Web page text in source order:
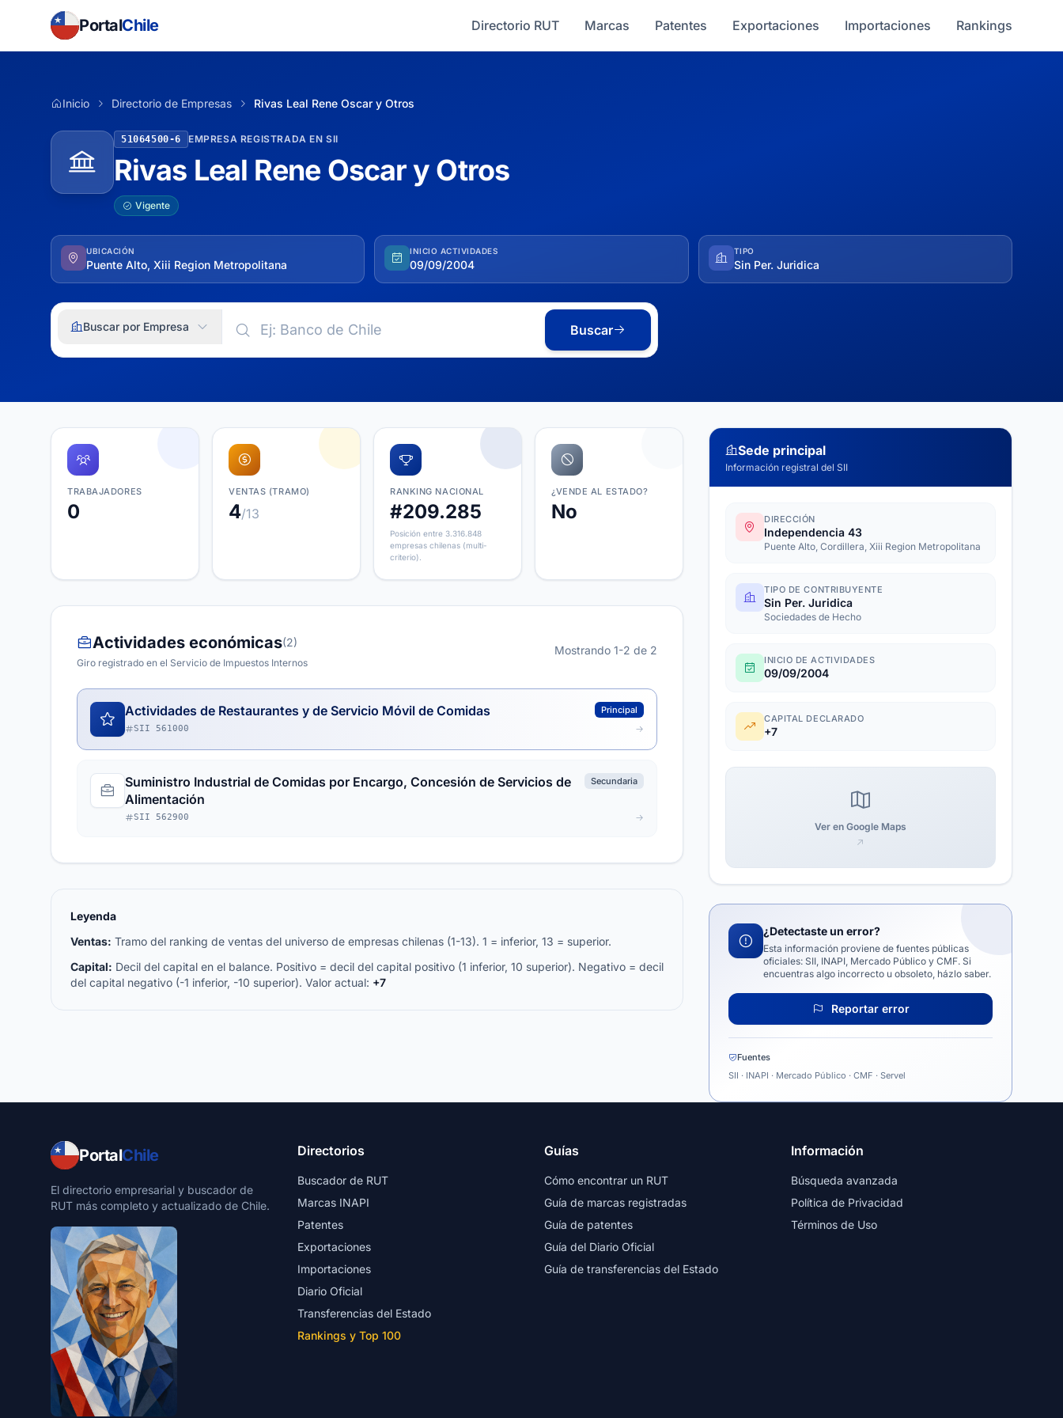
PortalChile Directorio RUT Marcas Patentes Exportaciones Importaciones Rankings
Inicio Directorio de Empresas Rivas Leal Rene Oscar y Otros
51064500-6 EMPRESA REGISTRADA EN SII
Rivas Leal Rene Oscar y Otros
Vigente
UBICACIÓN
Puente Alto, Xiii Region Metropolitana
INICIO ACTIVIDADES
09/09/2004
TIPO
Sin Per. Juridica
Buscar por Empresa Buscar
TRABAJADORES
0
VENTAS (TRAMO)
4/13
RANKING NACIONAL
#209.285
Posición entre 3.316.848
empresas chilenas (multi-
criterio).
¿VENDE AL ESTADO?
No
Actividades económicas(2)
Giro registrado en el Servicio de Impuestos Internos
Mostrando 1-2 de 2
Actividades de Restaurantes y de Servicio Móvil de Comidas Principal
SII 561000
Suministro Industrial de Comidas por Encargo, Concesión de Servicios de
Alimentación
Secundaria
SII 562900
Leyenda
Ventas: Tramo del ranking de ventas del universo de empresas chilenas (1-13). 1 = inferior, 13 = superior.
Capital: Decil del capital en el balance. Positivo = decil del capital positivo (1 inferior, 10 superior). Negativo = decil
del capital negativo (-1 inferior, -10 superior). Valor actual: +7
Sede principal
Información registral del SII
DIRECCIÓN
Independencia 43
Puente Alto, Cordillera, Xiii Region Metropolitana
TIPO DE CONTRIBUYENTE
Sin Per. Juridica
Sociedades de Hecho
INICIO DE ACTIVIDADES
09/09/2004
CAPITAL DECLARADO
+7
Ver en Google Maps
¿Detectaste un error?
Esta información proviene de fuentes públicas
oficiales: SII, INAPI, Mercado Público y CMF. Si
encuentras algo incorrecto u obsoleto, házlo saber.
Reportar error
Fuentes
SII · INAPI · Mercado Público · CMF · Servel
PortalChile
El directorio empresarial y buscador de
RUT más completo y actualizado de Chile.
Directorios
Buscador de RUT
Marcas INAPI
Patentes
Exportaciones
Importaciones
Diario Oficial
Transferencias del Estado
Rankings y Top 100
Guías
Cómo encontrar un RUT
Guía de marcas registradas
Guía de patentes
Guía del Diario Oficial
Guía de transferencias del Estado
Información
Búsqueda avanzada
Política de Privacidad
Términos de Uso